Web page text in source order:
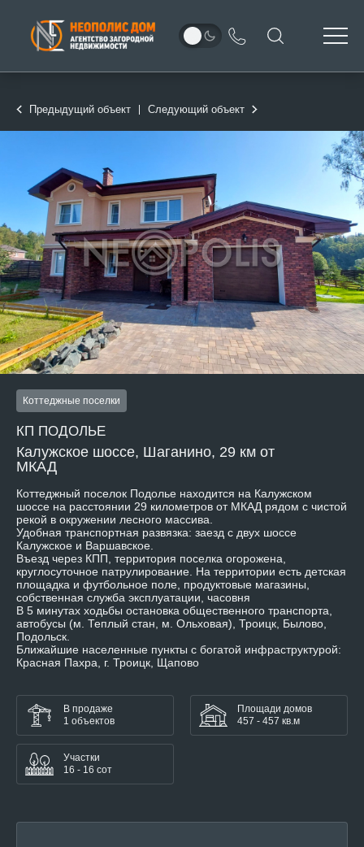
Предыдущий объект Следующий объект
Коттеджные поселки
КП ПОДОЛЬЕ
Калужское шоссе, Шаганино, 29 км от
МКАД
Коттеджный поселок Подолье находится на Калужском
шоссе на расстоянии 29 километров от МКАД рядом с чистой
рекой в окружении лесного массива.
Удобная транспортная развязка: заезд с двух шоссе
Калужское и Варшавское.
Въезд через КПП, территория поселка огорожена,
круглосуточное патрулирование. На территории есть детская
площадка и футбольное поле, продуктовые магазины,
собственная служба эксплуатации, часовня
В 5 минутах ходьбы остановка общественного транспорта,
автобусы (м. Теплый стан, м. Ольховая), Троицк, Былово,
Подольск.
Ближайшие населенные пункты с богатой инфраструктурой:
Красная Пахра, г. Троицк, Щапово
В продаже
1 объектов
Площади домов
457 - 457 кв.м
Участки
16 - 16 сот